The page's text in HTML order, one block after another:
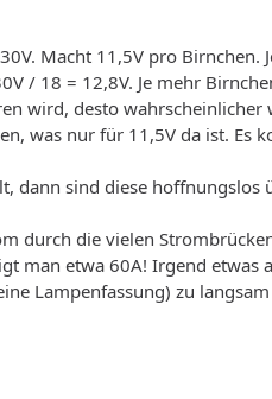
Macht 11,5V pro Birnchen.
/ 18 = 12,8V. Je mehr
wird, desto wahrscheinlicher
was nur für 11,5V da ist. Es
dann sind diese hoffnungslos
durch die vielen
man etwa 60A! Irgend etwas
Lampenfassung) zu